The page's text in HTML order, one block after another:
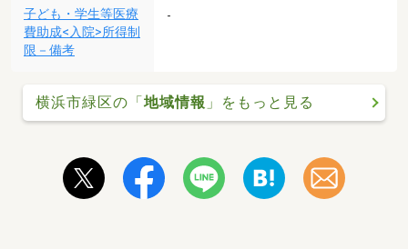
子ども・学生等医療
費助成<入院>所得制
限－備考
-
横浜市緑区の「地域情報 」をもっと見る